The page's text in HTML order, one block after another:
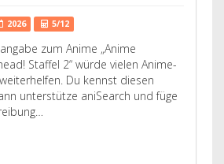
2026 5/12
zum Anime „Anime
Staffel 2“ würde vielen Anime-
Du kennst diesen
unterstütze aniSearch und füge